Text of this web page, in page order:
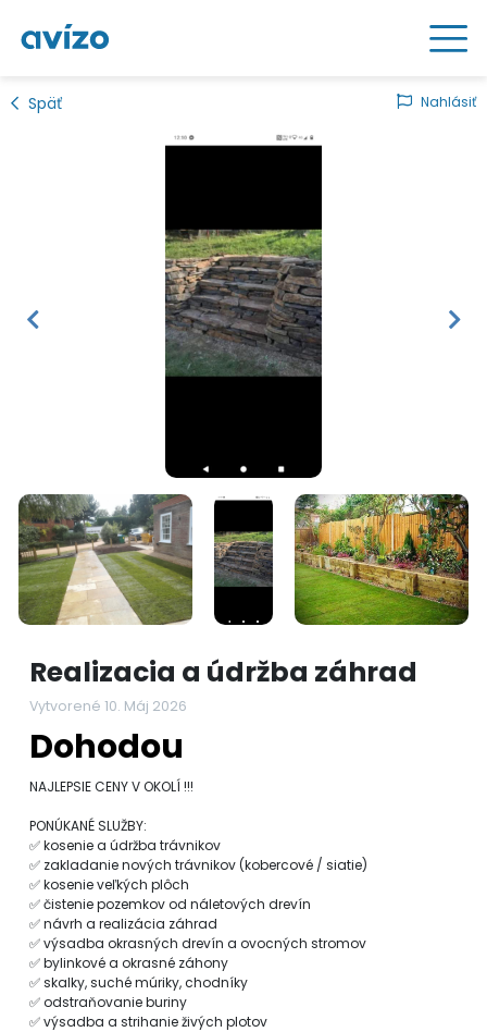
Späť Nahlásiť
Realizacia a údržba záhrad
Vytvorené 10. Máj 2026
Dohodou
NAJLEPSIE CENY V OKOLÍ !!!
PONÚKANÉ SLUŽBY:
✅ kosenie a údržba trávnikov
✅ zakladanie nových trávnikov (kobercové / siatie)
✅ kosenie veľkých plôch
✅ čistenie pozemkov od náletových drevín
✅ návrh a realizácia záhrad
✅ výsadba okrasných drevín a ovocných stromov
✅ bylinkové a okrasné záhony
✅ skalky, suché múriky, chodníky
✅ odstraňovanie buriny
✅ výsadba a strihanie živých plotov